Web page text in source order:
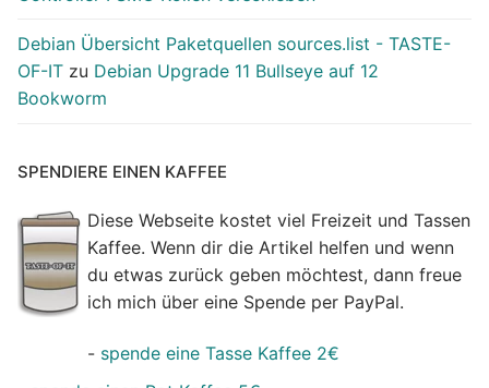
Debian Übersicht Paketquellen sources.list - TASTE-
OF-IT zu Debian Upgrade 11 Bullseye auf 12
Bookworm
SPENDIERE EINEN KAFFEE
Diese Webseite kostet viel Freizeit und Tassen
Kaffee. Wenn dir die Artikel helfen und wenn
du etwas zurück geben möchtest, dann freue
ich mich über eine Spende per PayPal.
- spende eine Tasse Kaffee 2€